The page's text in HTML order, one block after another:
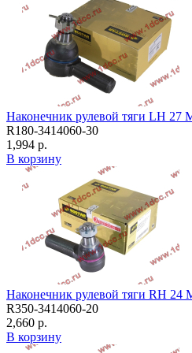
Наконечник рулевой тяги LH 27
R180-3414060-30
1,994 р.
В корзину
Наконечник рулевой тяги RH 24
R350-3414060-20
2,660 р.
В корзину